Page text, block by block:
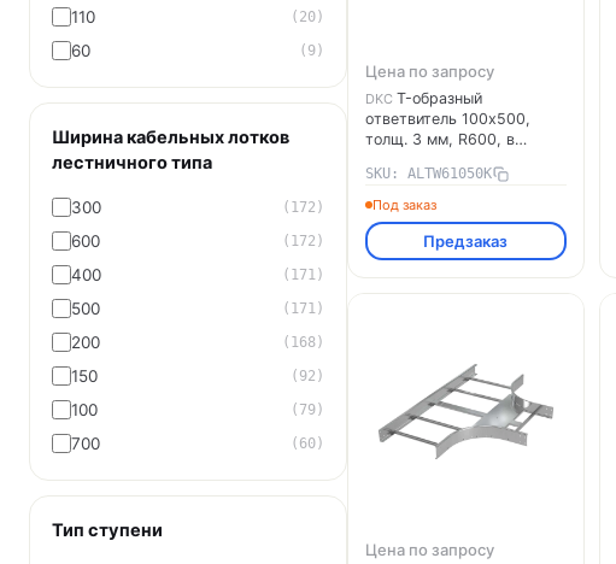
110 (20)
60 (9)
Ширина кабельных лотков
лестничного типа
300 (172)
600 (172)
400 (171)
500 (171)
200 (168)
150 (92)
100 (79)
700 (60)
Тип ступени
Цена по запросу
DKC T-образный
ответвитель 100х500,
толщ. 3 мм, R600, в
элементами,
необходимыми для
монтажа, алюминий
ALTW61050K DKC
SKU: ALTW61050K
Под заказ
Предзаказ
Цена по запросу